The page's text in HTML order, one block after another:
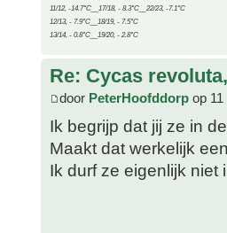
11/12, -14.7°C__17/18, - 8.3°C__22/23, -7.1°C
12/13, - 7.9°C__18/19, - 7.5°C
13/14, - 0.8°C__19/20, - 2.8°C
Re: Cycas
door PeterHoofddorp op
Ik begrijp dat jij ze in
Maakt dat werkelijk
Ik durf ze eigenlijk